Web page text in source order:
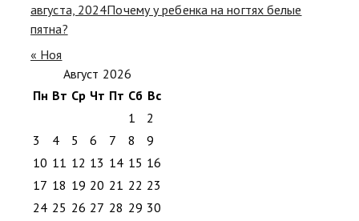
августа, 2024Почему у ребенка на ногтях белые
пятна?
« Ноя
Август 2026
Пн Вт Ср Чт Пт Сб Вс
1
2
3
4 5 6 7 8
9
10 11 12 13 14 15 16
17 18 19 20 21 22 23
24 25 26 27 28 29 30